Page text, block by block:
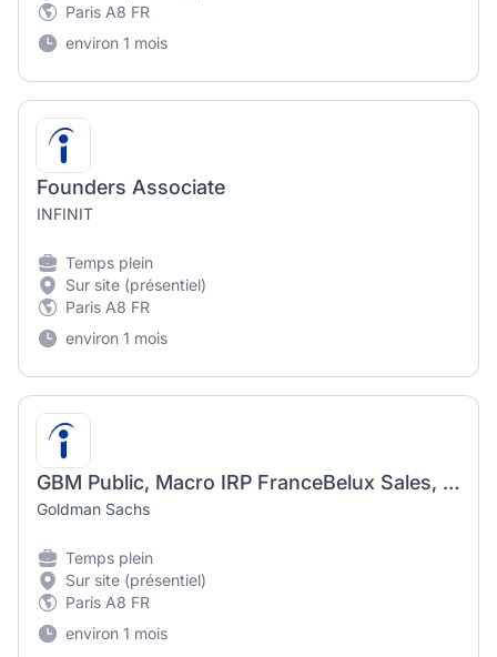
Paris A8 FR
environ 1 mois
Founders Associate
INFINIT
Temps plein
Sur site (présentiel)
Paris A8 FR
environ 1 mois
GBM Public, Macro IRP FranceBelux Sales, ANA/ASO, Paris
Goldman Sachs
Temps plein
Sur site (présentiel)
Paris A8 FR
environ 1 mois